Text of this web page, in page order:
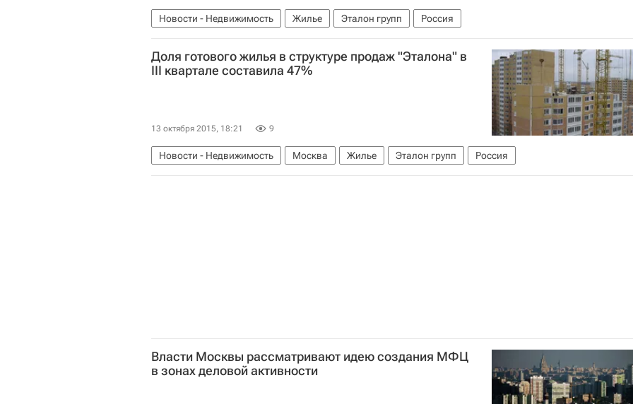
Новости - Недвижимость Жилье Эталон групп Россия
Доля готового жилья в структуре продаж "Эталона" в
III квартале составила 47%
13 октября 2015, 18:21 9
Новости - Недвижимость Москва Жилье Эталон групп Россия
Власти Москвы рассматривают идею создания МФЦ
в зонах деловой активности